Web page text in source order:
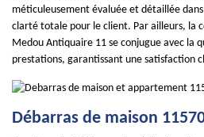
méticuleusement évaluée et détaillée
clarté totale pour le client. Par ailleurs, la
Medou Antiquaire 11 se conjugue avec la
prestations, garantissant une satisfaction
Débarras de maison